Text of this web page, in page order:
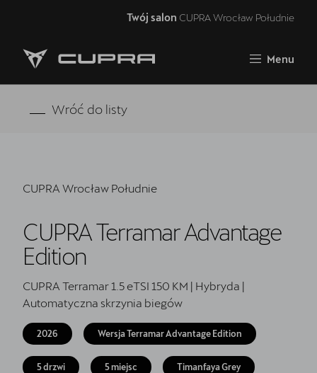
Twój salon CUPRA Wrocław Południe
Menu
Strona główna
Oferta i aktualności
Finansowanie
Serwis
Oryginalne części zamienne
Akcesoria CUPRA
Jazda próbna CUPRĄ
Wróć do listy
CUPRA Wrocław Południe
CUPRA Terramar Advantage
Edition
CUPRA Terramar 1.5 eTSI 150 KM | Hybryda |
Automatyczna skrzynia biegów
2026 Wersja Terramar Advantage Edition
5 drzwi 5 miejsc Timanfaya Grey